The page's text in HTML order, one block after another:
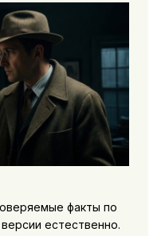
факты по
естественно.